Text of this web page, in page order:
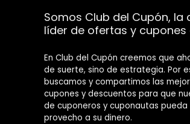
Somos Club del Cupón, la
líder de ofertas y cupones
En Club del Cupón creemos que
de suerte, sino de estrategia. Por
buscamos y compartimos las
cupones y descuentos para que
de cuponeros y cuponautas pueda
provecho a su dinero.